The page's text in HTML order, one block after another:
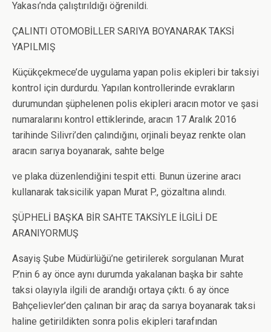
Yakası’nda çalıştırıldığı öğrenildi.
ÇALINTI OTOMOBİLLER SARIYA BOYANARAK TAKSİ
YAPILMIŞ
Küçükçekmece’de uygulama yapan polis ekipleri bir taksiyi
kontrol için durdurdu. Yapılan kontrollerinde evrakların
durumundan şüphelenen polis ekipleri aracın motor ve şasi
numaralarını kontrol ettiklerinde, aracın 17 Aralık 2016
tarihinde Silivri’den çalındığını, orjinali beyaz renkte olan
aracın sarıya boyanarak, sahte belge
ve plaka düzenlendiğini tespit etti. Bunun üzerine aracı
kullanarak taksicilik yapan Murat P., gözaltına alındı.
ŞÜPHELİ BAŞKA BİR SAHTE TAKSİYLE İLGİLİ DE
ARANIYORMUŞ
Asayiş Şube Müdürlüğü’ne getirilerek sorgulanan Murat
P.’nin 6 ay önce aynı durumda yakalanan başka bir sahte
taksi olayıyla ilgili de arandığı ortaya çıktı. 6 ay önce
Bahçelievler’den çalınan bir araç da sarıya boyanarak taksi
haline getirildikten sonra polis ekipleri tarafından